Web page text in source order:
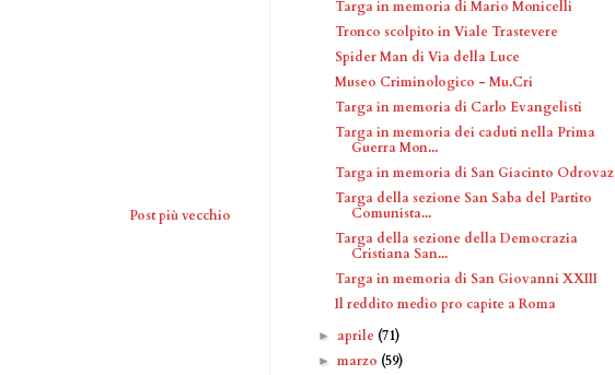
Post più vecchio
Targa in memoria di Mario Monicelli
Tronco scolpito in Viale Trastevere
Spider Man di Via della Luce
Museo Criminologico - Mu.Cri
Targa in memoria di Carlo Evangelisti
Targa in memoria dei caduti nella Prima
Guerra Mon...
Targa in memoria di San Giacinto Odrovaz
Targa della sezione San Saba del Partito
Comunista...
Targa della sezione della Democrazia
Cristiana San...
Targa in memoria di San Giovanni XXIII
Il reddito medio pro capite a Roma
► aprile (71)
►marzo (59)